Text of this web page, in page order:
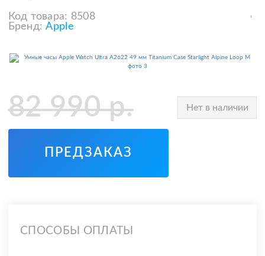
Код товара: 8508
Бренд: Apple
82 990р. Нет в наличии
ПРЕДЗАКАЗ
СПОСОБЫ ОПЛАТЫ